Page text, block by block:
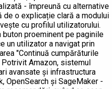
- împreună cu alternative
o explicație clară a modului
cu profilul utilizatorului.
proeminent pe paginile
un utilizator a navigat prin
"Continuă cumpărăturile
Amazon, sistemul
avansate și infrastructura
OpenSearch și SageMaker -